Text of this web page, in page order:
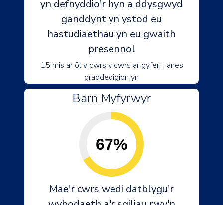
yn defnyddio'r hyn a ddysgwyd
ganddynt yn ystod eu
hastudiaethau yn eu gwaith
presennol
15 mis ar ôl y cwrs y cwrs ar gyfer Hanes
graddedigion yn
Barn Myfyrwyr
67%
Mae'r cwrs wedi datblygu'r